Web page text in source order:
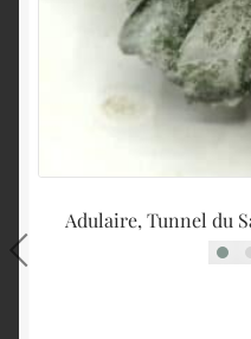
Adulaire, Tunnel du